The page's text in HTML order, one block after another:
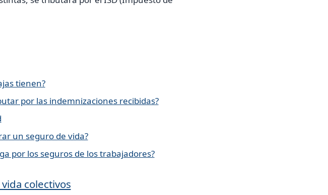
tienen?
por las indemnizaciones recibidas?
un seguro de vida?
por los seguros de los trabajadores?
colectivos